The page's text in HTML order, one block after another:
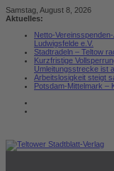
Zum
Inhalt
Samstag, August 8, 2026
Aktuelles:
Netto-
Ludwigsfelde e.V.
Stadtradeln – Teltow
Kurzfristige
Umleitungsstrecke ist
Arbeitslosigkeit steigt
Potsdam-Mittelmark –